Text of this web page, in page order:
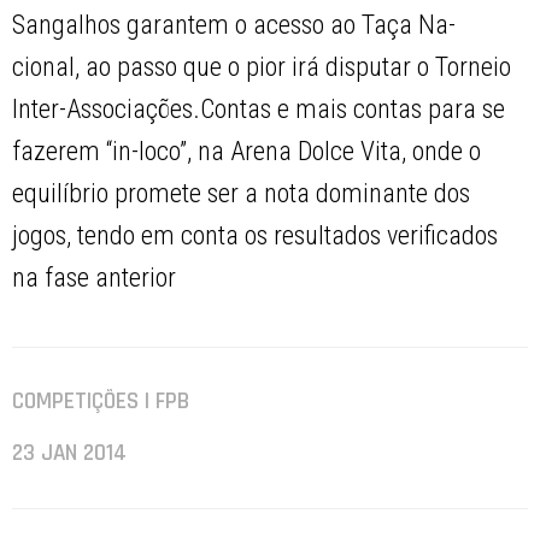
Sangalhos garantem o acesso ao Taça Na-
cional, ao passo que o pior irá disputar o Torneio
Inter-Associações.Contas e mais contas para se
fazerem “in-loco”, na Arena Dolce Vita, onde o
equilíbrio promete ser a nota dominante dos
jogos, tendo em conta os resultados verificados
na fase anterior
COMPETIÇÕES | FPB
23 JAN 2014